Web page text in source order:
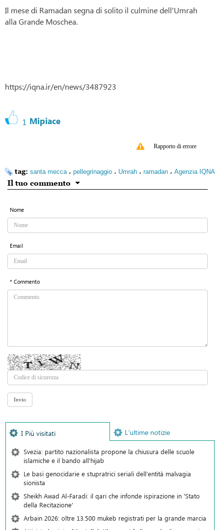
Il mese di Ramadan segna di solito il culmine dell'Umrah
alla Grande Moschea.
https://iqna.ir/en/news/3487923
1 Mipiace
Rapporto di errore
tag: santa mecca ، pellegrinaggio ، Umrah ، ramadan ، Agenzia IQNA
Il tuo commento
Nome
Email
* Commento
I Più visitati L’ultime notizie
Svezia: partito nazionalista propone la chiusura delle scuole
islamiche e il bando all'hijab
Le basi genocidarie e stupratrici seriali dell’entità malvagia
sionista
Sheikh Awad Al-Faradi: il qari che infonde ispirazione in 'Stato
della Recitazione'
Arbain 2026: oltre 13.500 mukeb registrati per la grande marcia